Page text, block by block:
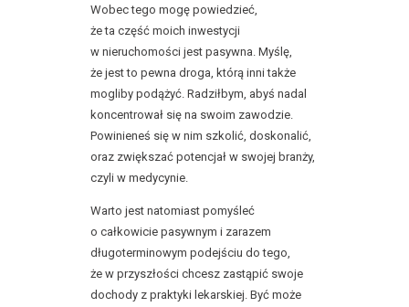
Wobec tego mogę powiedzieć,
że ta część moich inwestycji
w nieruchomości jest pasywna. Myślę,
że jest to pewna droga, którą inni także
mogliby podążyć. Radziłbym, abyś nadal
koncentrował się na swoim zawodzie.
Powinieneś się w nim szkolić, doskonalić,
oraz zwiększać potencjał w swojej branży,
czyli w medycynie.
Warto jest natomiast pomyśleć
o całkowicie pasywnym i zarazem
długoterminowym podejściu do tego,
że w przyszłości chcesz zastąpić swoje
dochody z praktyki lekarskiej. Być może